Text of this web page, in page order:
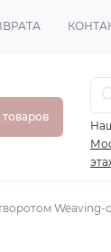
товаров
Weaving-